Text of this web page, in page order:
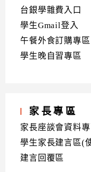
台銀學雜費入口
學生Gmail登入
午餐外食訂購專區
學生晚自習專區
家長專區
家長座談會資料
學生家長建言區(
建言回覆區